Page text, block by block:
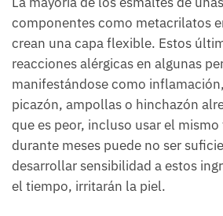
componentes como metacrilatos
crean una capa flexible. Estos
reacciones alérgicas en algunas
manifestándose como
picazón, ampollas o hinchazón
que es peor, incluso usar el
durante meses puede no ser
desarrollar sensibilidad a estos
el tiempo, irritarán la piel.